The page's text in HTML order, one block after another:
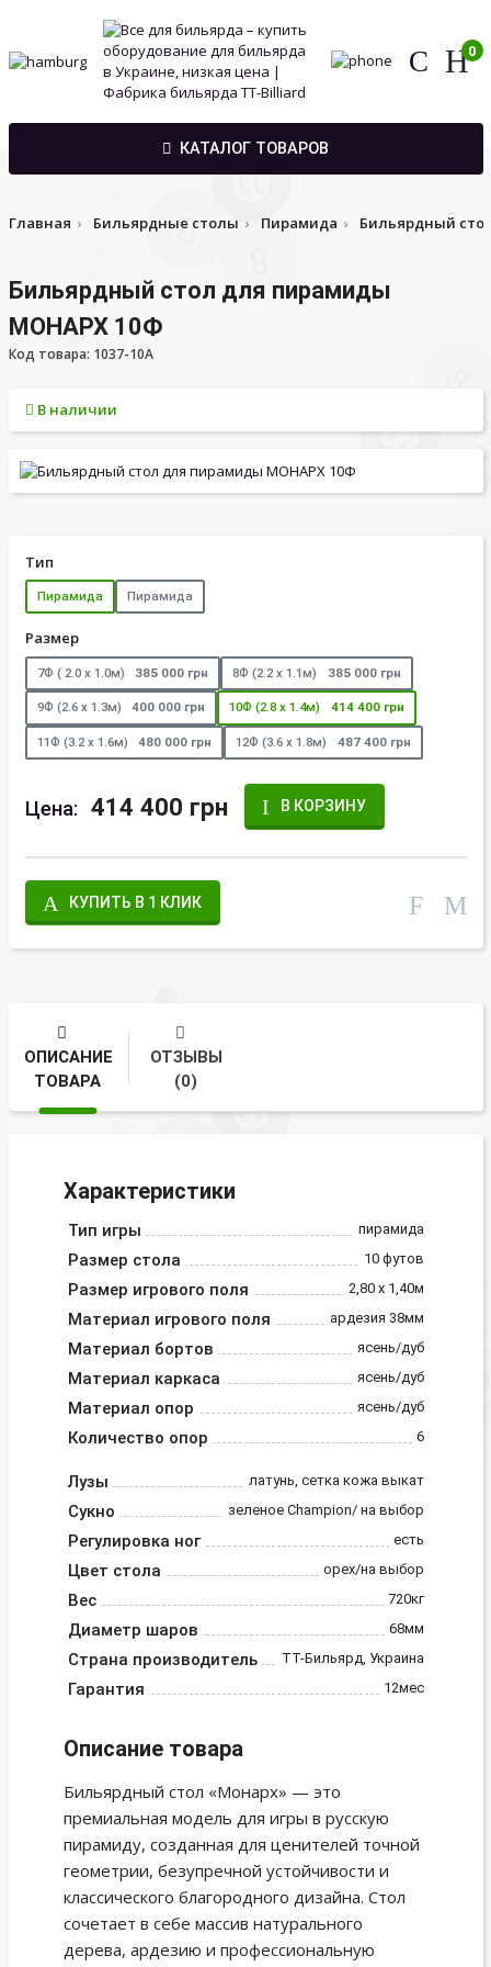
0
КАТАЛОГ ТОВАРОВ
Главная Бильярдные столы Пирамида Бильярдный
Бильярдный стол для пирамиды
МОНАРХ 10Ф
Код товара: 1037-10A
В наличии
Тип
Пирамида Пирамида
Размер
7Ф ( 2.0 х 1.0м) 385 000 грн 8Ф (2.2 х 1.1м) 385 000 грн
9Ф (2.6 х 1.3м) 400 000 грн 10Ф (2.8 х 1.4м) 414 400 грн
11Ф (3.2 х 1.6м) 480 000 грн 12Ф (3.6 х 1.8м) 487 400 грн
Цена: 414 400 грн В КОРЗИНУ
КУПИТЬ В 1 КЛИК
ОПИСАНИЕ
ТОВАРА
ОТЗЫВЫ
(0)
Характеристики
Тип игры пирамида
Размер стола 10 футов
Размер игрового поля 2,80 х 1,40м
Материал игрового поля ардезия 38мм
Материал бортов ясень/дуб
Материал каркаса ясень/дуб
Материал опор ясень/дуб
Количество опор 6
Лузы латунь, сетка кожа выкат
Сукно зеленое Champion/ на выбор
Регулировка ног есть
Цвет стола орех/на выбор
Вес 720кг
Диаметр шаров 68мм
Страна производитель ТТ-Бильярд, Украина
Гарантия 12мес
Описание товара
Бильярдный стол «Монарх» — это
премиальная модель для игры в русскую
пирамиду, созданная для ценителей точной
геометрии, безупречной устойчивости и
классического благородного дизайна. Стол
сочетает в себе массив натурального
дерева, ардезию и профессиональную